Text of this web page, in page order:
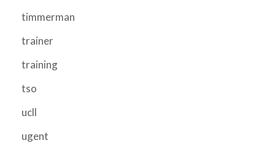
timmerman
trainer
training
tso
ucll
ugent